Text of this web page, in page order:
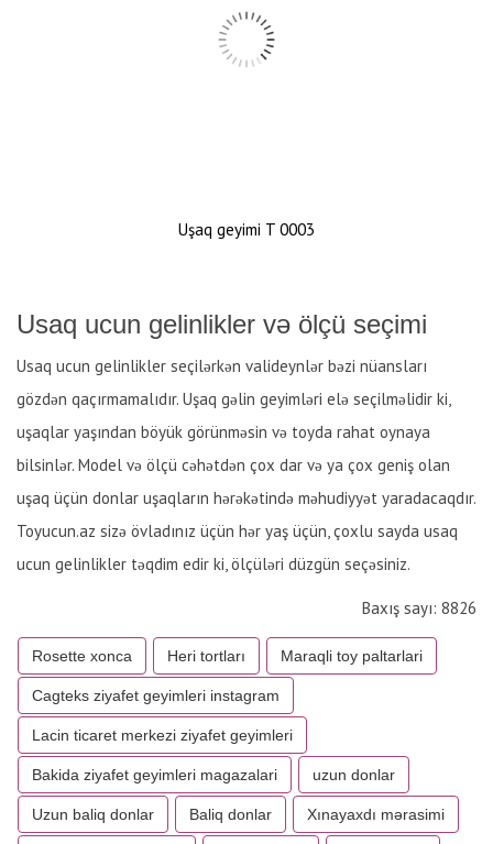
Uşaq geyimi T 0003
Usaq ucun gelinlikler və ölçü seçimi
Usaq ucun gelinlikler seçilərkən valideynlər bəzi nüansları
gözdən qaçırmamalıdır. Uşaq gəlin geyimləri elə seçilməlidir ki,
uşaqlar yaşından böyük görünməsin və toyda rahat oynaya
bilsinlər. Model və ölçü cəhətdən çox dar və ya çox geniş olan
uşaq üçün donlar uşaqların hərəkətində məhudiyyət yaradacaqdır.
Toyucun.az sizə övladınız üçün hər yaş üçün, çoxlu sayda usaq
ucun gelinlikler təqdim edir ki, ölçüləri düzgün seçəsiniz.
Baxış sayı: 8826
Rosette xonca Heri tortları Maraqli toy paltarlari
Cagteks ziyafet geyimleri instagram
Lacin ticaret merkezi ziyafet geyimleri
Bakida ziyafet geyimleri magazalari uzun donlar
Uzun baliq donlar Baliq donlar Xınayaxdı mərasimi